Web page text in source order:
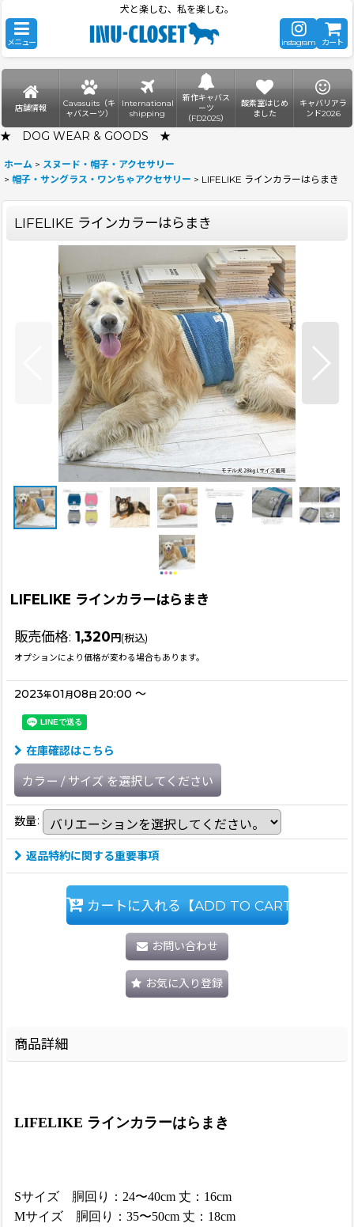
犬と楽しむ、私を楽しむ。
メニュー instagram カート
店舗情報
Cavasuits（キ
ャバスーツ）
International
shipping
新作キャバス
ーツ
（FD2025）
酸素室はじめ
ました
キャバリアラ
ンド2026
★ DOG WEAR & GOODS ★
ホーム > スヌード・帽子・アクセサリー
> 帽子・サングラス・ワンちゃアクセサリー > LIFELIKE ラインカラーはらまき
LIFELIKE ラインカラーはらまき
LIFELIKE ラインカラーはらまき
販売価格: 1,320円(税込)
オプションにより価格が変わる場合もあります。
2023年01月 08日 20:00 ～
在庫確認はこちら
カラー / サイズ を選択してください
数量:
返品特約に関する重要事項
カートに入れる【ADD TO CART】
お問い合わせ
お気に入り登録
商品詳細
LIFELIKE ラインカラーはらまき
Sサイズ 胴回り：24〜40cm 丈：16cm
Mサイズ 胴回り：35〜50cm 丈：18cm